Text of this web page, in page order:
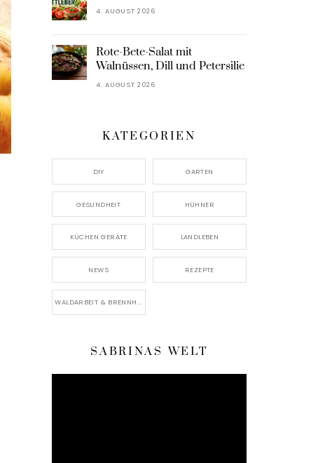
4. AUGUST 2026
Rote-Bete-Salat mit
Walnüssen, Dill und Petersilie
4. AUGUST 2026
KATEGORIEN
DIY GARTEN
GESUNDHEIT HÜHNER
KÜCHEN GERÄTE LANDLEBEN
NEWS REZEPTE
WALDARBEIT & BRENNHOLZ
SABRINAS WELT